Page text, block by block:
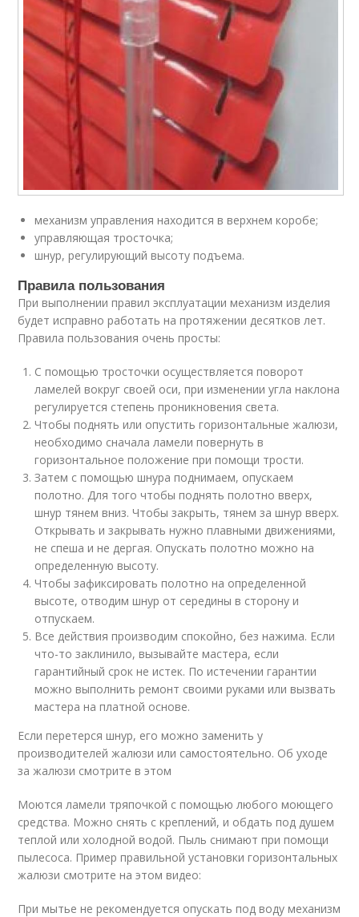
механизм управления находится в верхнем коробе;
управляющая тросточка;
шнур, регулирующий высоту подъема.
Правила пользования
При выполнении правил эксплуатации механизм изделия
будет исправно работать на протяжении десятков лет.
Правила пользования очень просты:
С помощью тросточки осуществляется поворот
ламелей вокруг своей оси, при изменении угла наклона
регулируется степень проникновения света.
Чтобы поднять или опустить горизонтальные жалюзи,
необходимо сначала ламели повернуть в
горизонтальное положение при помощи трости.
Затем с помощью шнура поднимаем, опускаем
полотно. Для того чтобы поднять полотно вверх,
шнур тянем вниз. Чтобы закрыть, тянем за шнур вверх.
Открывать и закрывать нужно плавными движениями,
не спеша и не дергая. Опускать полотно можно на
определенную высоту.
Чтобы зафиксировать полотно на определенной
высоте, отводим шнур от середины в сторону и
отпускаем.
Все действия производим спокойно, без нажима. Если
что-то заклинило, вызывайте мастера, если
гарантийный срок не истек. По истечении гарантии
можно выполнить ремонт своими руками или вызвать
мастера на платной основе.
Если перетерся шнур, его можно заменить у
производителей жалюзи или самостоятельно. Об уходе
за жалюзи смотрите в этом
Моются ламели тряпочкой с помощью любого моющего
средства. Можно снять с креплений, и обдать под душем
теплой или холодной водой. Пыль снимают при помощи
пылесоса. Пример правильной установки горизонтальных
жалюзи смотрите на этом видео:
При мытье не рекомендуется опускать под воду механизм